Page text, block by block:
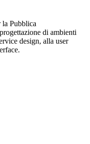
la Pubblica
di ambienti
design, alla user